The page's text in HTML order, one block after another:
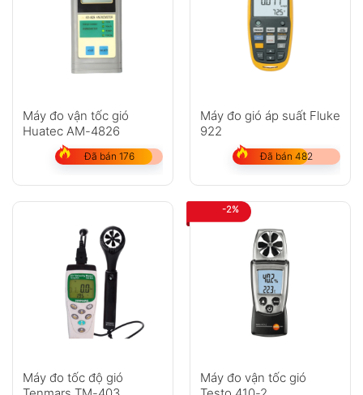
Máy đo vận tốc gió
Huatec AM-4826
Đã bán 176
Máy đo gió áp suất Fluke
922
Đã bán 482
Máy đo tốc độ gió
-2%
Máy đo vận tốc gió